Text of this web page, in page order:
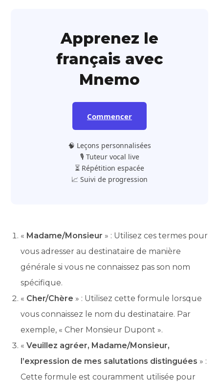
Apprenez le
français avec
Mnemo
Commencer
🧠 Leçons personnalisées
🎙️ Tuteur vocal live
⏳ Répétition espacée
📈 Suivi de progression
« Madame/Monsieur » : Utilisez ces termes pour
vous adresser au destinataire de manière
générale si vous ne connaissez pas son nom
spécifique.
« Cher/Chère » : Utilisez cette formule lorsque
vous connaissez le nom du destinataire. Par
exemple, « Cher Monsieur Dupont ».
«Veuillez agréer, Madame/Monsieur,
l’expression de mes salutations distinguées » :
Cette formule est couramment utilisée pour